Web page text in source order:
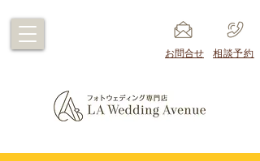
​お問合せ ​相談予約